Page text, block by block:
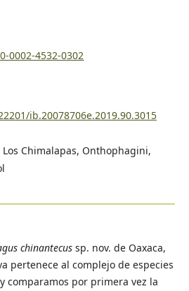
0002-4532-0302
ib.20078706e.2019.90.3015
Los Chimalapas, Onthophagini,
chinantecussp. nov. de Oaxaca,
pertenece al complejo de especies
comparamos por primera vez la